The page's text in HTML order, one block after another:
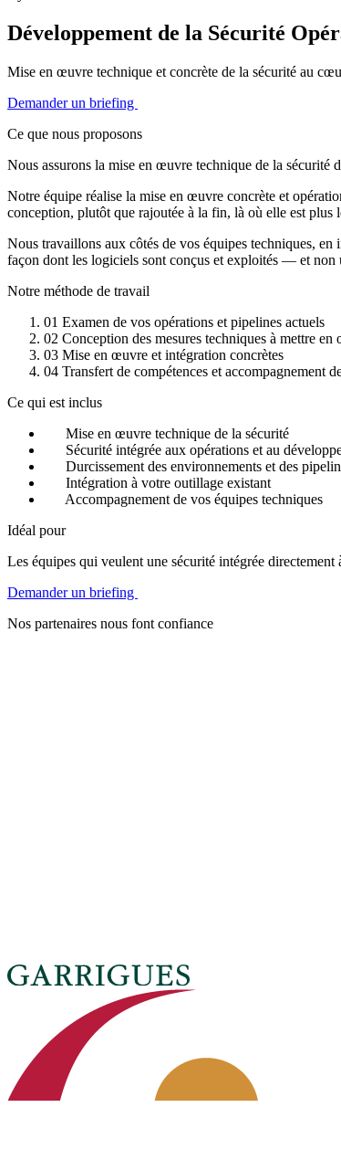
Développement de la Sécurité
Mise en œuvre technique et concrète de la sécurité au
Demander un briefing
Ce que nous proposons
Nous assurons la mise en œuvre technique de la
Notre équipe réalise la mise en œuvre concrète et
conception, plutôt que rajoutée à la fin, là où elle est plus
Nous travaillons aux côtés de vos équipes techniques,
façon dont les logiciels sont conçus et exploités — et non
Notre méthode de travail
01 Examen de vos opérations et pipelines actuels
02 Conception des mesures techniques à mettre en
03 Mise en œuvre et intégration concrètes
04 Transfert de compétences et accompagnement
Ce qui est inclus
Mise en œuvre technique de la sécurité
Sécurité intégrée aux opérations et au
Durcissement des environnements et des
Intégration à votre outillage existant
Accompagnement de vos équipes techniques
Idéal pour
Les équipes qui veulent une sécurité intégrée
Demander un briefing
Nos partenaires nous font confiance